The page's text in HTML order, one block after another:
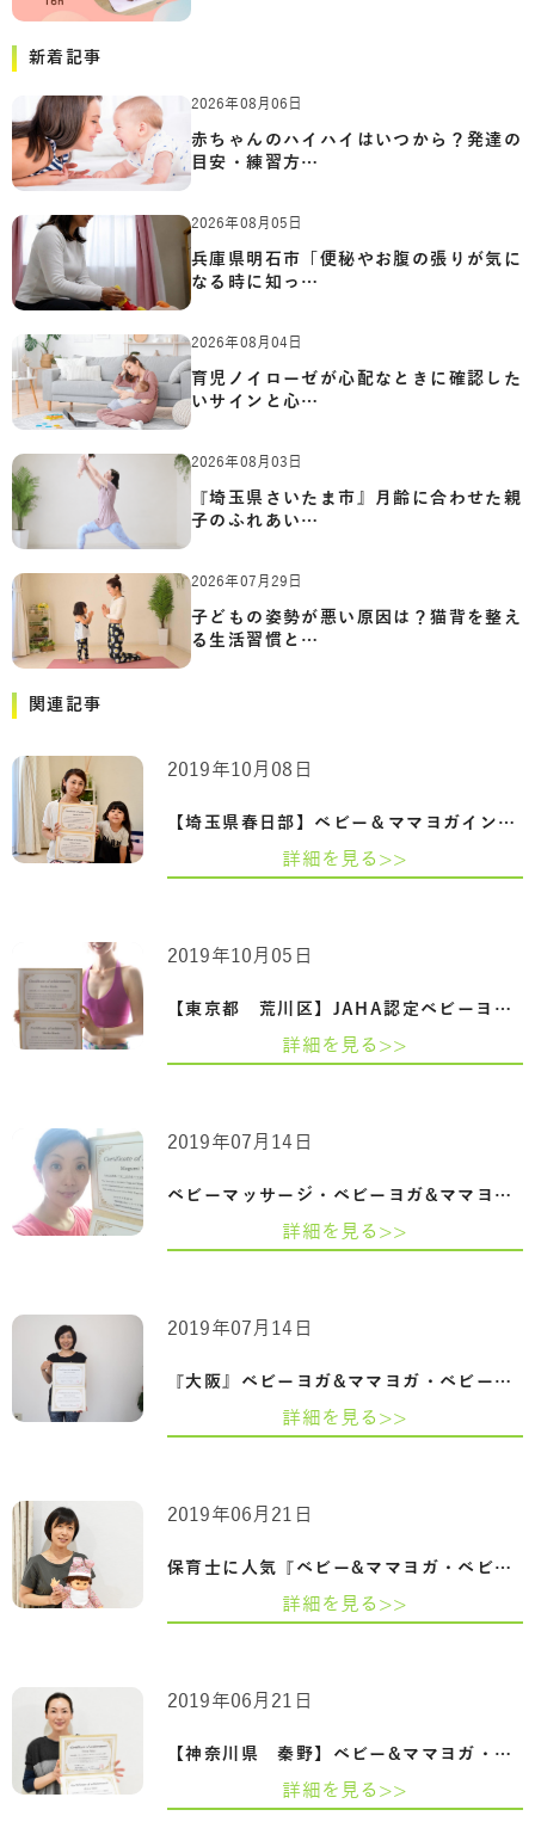
新着記事
2026年08月06日
赤ちゃんのハイハイはいつから？発達の
目安・練習方…
2026年08月05日
兵庫県明石市「便秘やお腹の張りが気に
なる時に知っ…
2026年08月04日
育児ノイローゼが心配なときに確認した
いサインと心…
2026年08月03日
『埼玉県さいたま市』月齢に合わせた親
子のふれあい…
2026年07月29日
子どもの姿勢が悪い原因は？猫背を整え
る生活習慣と…
関連記事
【埼玉県春日部】ベビー＆ママヨガインス…
2019年10月08日
詳細を見る>>
【東京都 荒川区】JAHA認定ベビーヨガ＆マ…
2019年10月05日
詳細を見る>>
ベビーマッサージ・ベビーヨガ&ママヨガ『…
2019年07月14日
詳細を見る>>
『大阪』ベビーヨガ&ママヨガ・ベビーマッ…
2019年07月14日
詳細を見る>>
保育士に人気『ベビー&ママヨガ・ベビーマ…
2019年06月21日
詳細を見る>>
【神奈川県 秦野】ベビー&ママヨガ・ベビ…
2019年06月21日
詳細を見る>>